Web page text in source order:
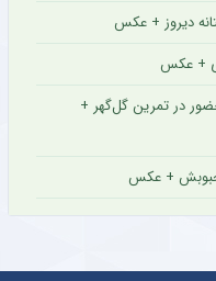
دیروز + عکس
+ عکس
در تمرین گل‌گهر +
+ عکس